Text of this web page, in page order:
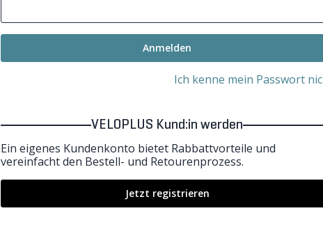
Anmelden
Ich kenne mein Passwort
VELOPLUS Kund:in werden
Ein eigenes Kundenkonto bietet Rabbattvorteile und
vereinfacht den Bestell- und Retourenprozess.
Jetzt registrieren